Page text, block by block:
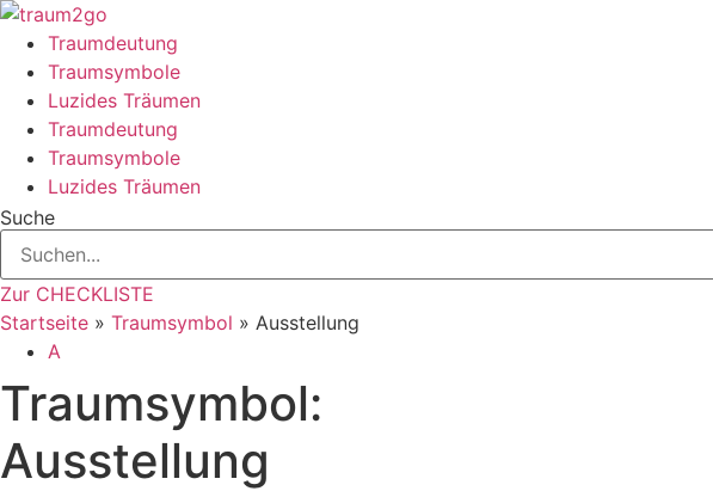
Zum
Inhalt
springen
Traumdeutung
Traumsymbole
Luzides Träumen
Traumdeutung
Traumsymbole
Luzides Träumen
Suche
Zur CHECKLISTE
Startseite » Traumsymbol » Ausstellung
A
Traumsymbol:
Ausstellung